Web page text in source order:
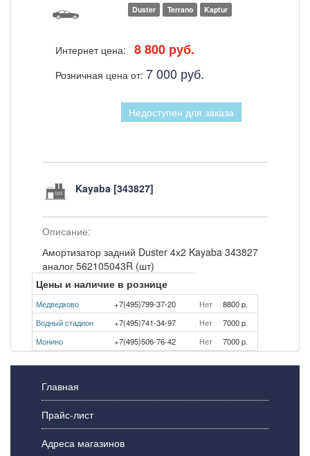
Duster Terrano Kaptur
Интернет цена: 8 800 руб.
Розничная цена от: 7 000 руб.
Недоступен для заказа
Kayaba [343827]
Описание:
Амортизатор задний Duster 4х2 Kayaba 343827
аналог 562105043R (шт)
Цены и наличие в рознице
Медведково +7(495)799-37-20 Нет
8800 p.
Водный стадион
+7(495)741-34-97 Нет
7000 p.
Монино
+7(495)506-76-42 Нет 7000 p.
Главная
Прайс-лист
Адреса магазинов